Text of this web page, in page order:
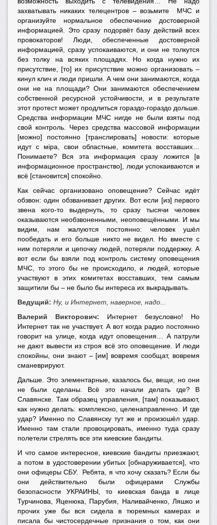
захватывать никаких телецентров – возьмите МЧС и
организуйте нормальное обеспечение достоверной
информацией. Это сразу подорвёт базу действий всех
провокаторов! Люди, обеспеченные достоверной
информацией, сразу успокаиваются, и они не толкутся
без толку на всяких площадях. Но когда нужно их
присутствие, [то] их присутствие можно организовать –
кинул клич и люди пришли. А чем они занимаются, когда
они не на площади? Они занимаются обеспечением
собственной ресурсной устойчивости, и в результате
этот протест может продлиться гораздо-гораздо дольше.
Средства информации МЧС нигде не были взяты под
свой контроль. Через средства массовой информации
[можно] постоянно [транслировать] новости: которые
идут с мiра, свои областные, комитета восставших…
Понимаете? Вся эта информация сразу ложится [в
информационное пространство], люди успокаиваются и
всё [становится] спокойно.
Как сейчас организовано оповещение? Сейчас идёт
обзвон: один обзванивает других. Вот если [из] первого
звена кого-то выдернуть, то сразу тысячи человек
оказываются необзвоненными, неоповещёнными. И мы
видим, нам жалуются постоянно: человек ушёл
пообедать и его больше никто не видел. Но вместе с
ним потеряли и цепочку людей, потеряли поддержку. А
вот если бы взяли под контроль систему оповещения
МЧС, то этого бы не происходило, и людей, которые
участвуют в этих комитетах восставших, тем самым
защитили бы – не было бы интереса их выкрадывать.
Ведущий: Ну, и Интернет, наверное, надо...
Валерий Викторович:
Интернет безусловно! Но
Интернет так не участвует. А вот когда радио постоянно
говорит на улице, когда идут оповещения… А патрули
не дают вывести из строя всё это оповещение. И люди
спокойны, они знают – [им] вовремя сообщат, вовремя
сманеврируют.
Дальше. Это элементарные, казалось бы, вещи, но они
не были сделаны. Всё это начали делать где? В
Славянске. Там образец управления, [там] показывают,
как нужно делать: комплексно, целенаправленно. И где
удар? Именно по Славянску тут же и произошёл удар.
Именно там стали провоцировать, именно туда сразу
полетели стрелять все эти киевские бандиты.
И что самое интересное, киевские бандиты приезжают,
а потом в удостоверении убитых [обнаруживается], что
они офицеры СБУ. Ребята, я что хочу сказать? Если бы
они действительно были офицерами Службы
безопасности УКРАИНЫ, то киевская банда в лице
Турчинова, Яценюка, Парубия, Наливайченко, Ляшко и
прочих уже бы вся сидела в тюремных камерах и
писала бы чистосердечные признания о том, как они